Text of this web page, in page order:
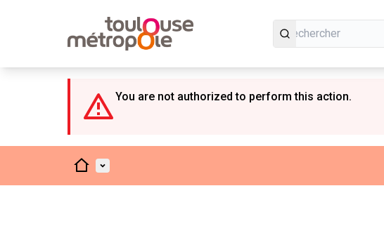
You are not authorized to perform this action.
AccueilMenu principal